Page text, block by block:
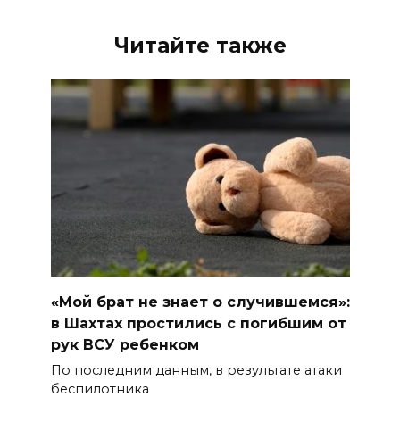
Читайте также
«Мой брат не знает о случившемся»:
в Шахтах простились с погибшим от
рук ВСУ ребенком
По последним данным, в результате атаки
беспилотника